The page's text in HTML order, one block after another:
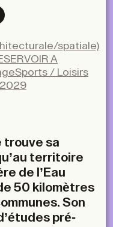
spatiale)
A
Sports / Loisirs
trouve sa
territoire
de l’Eau
50 kilomètres
Son
pré-